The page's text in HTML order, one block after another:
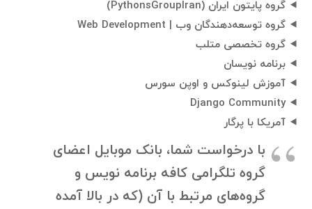
گروه پایتون ایران (PythonsGroupIran)
گروه توسعه‌دهندگان وب | Web Development
گروه تخصصی متلب
برنامه نویسان
آموزش لینوکس و اوپن سورس
Django Community
آمریکا با پرگار
با درخواست شما، بانک موبایل اعضای
گروه تلگرامی کافه برنامه نویس و
گروه‌های مرتبط با آن (که در بالا آمده